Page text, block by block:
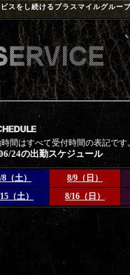
スをし続けるプラスマイルグルー
間はすべて受付時間の表記です
24の出勤スケジュール
8（土）
8/9（日）
（土）
8/16（日）
されておりません。